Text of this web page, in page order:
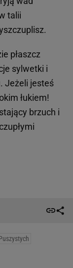
talii
płaszcz
sylwetki i
Jeżeli jesteś
łukiem!
brzuch i